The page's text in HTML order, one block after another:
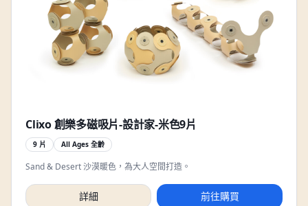
Clixo 創樂多磁吸片-設計家-米色9片
9 片 All Ages 全齡
Sand & Desert 沙漠暖色，為大人空間打造。
詳細 前往購買